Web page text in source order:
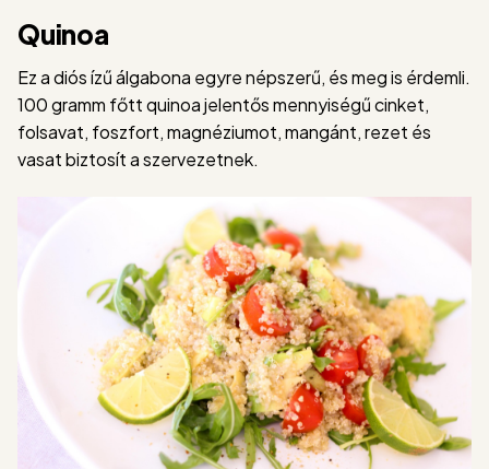
Quinoa
Ez a diós ízű álgabona egyre népszerű, és meg is érdemli.
100 gramm főtt quinoa jelentős mennyiségű cinket,
folsavat, foszfort, magnéziumot, mangánt, rezet és
vasat biztosít a szervezetnek.